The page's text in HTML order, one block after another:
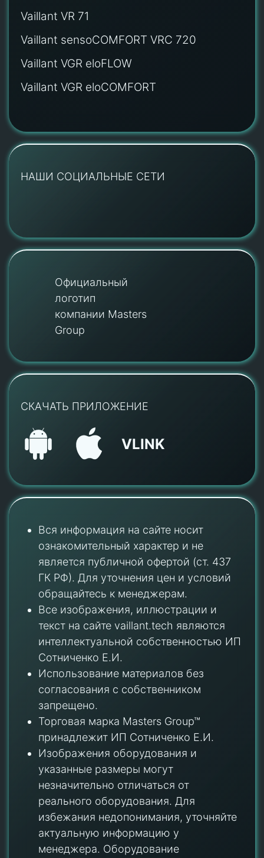
Vaillant VR 71
Vaillant sensoCOMFORT VRC 720
Vaillant VGR eloFLOW
Vaillant VGR eloCOMFORT
НАШИ СОЦИАЛЬНЫЕ СЕТИ
Официальный
логотип
компании Masters
Group
СКАЧАТЬ ПРИЛОЖЕНИЕ
VLINK
Вся информация на сайте носит
ознакомительный характер и не
является публичной офертой (ст. 437
ГК РФ). Для уточнения цен и условий
обращайтесь к менеджерам.
Все изображения, иллюстрации и
текст на сайте vaillant.tech являются
интеллектуальной собственностью ИП
Сотниченко Е.И.
Использование материалов без
согласования с собственником
запрещено.
Торговая марка Masters Group™
принадлежит ИП Сотниченко Е.И.
Изображения оборудования и
указанные размеры могут
незначительно отличаться от
реального оборудования. Для
избежания недопонимания, уточняйте
актуальную информацию у
менеджера. Оборудование